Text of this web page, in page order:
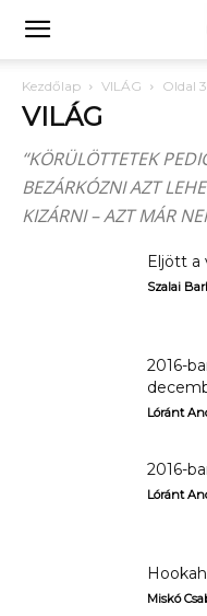
Kezdőlap VILÁG Oldal
VILÁG
“KÖRÜLÖTTETEK
BEZÁRKÓZNI AZT
KIZÁRNI – AZT MÁR
Eljött a
Szalai
2016-
Lóránt
2016-
Lóránt
Miskó